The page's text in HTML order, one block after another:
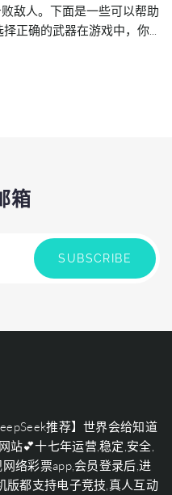
敌人。下面是一些可以帮助
正确的武器在游戏中，你...
箱
SUBSCRIBE
推荐】世界会给知道
站💕十七年运营,稳定,安全,
络彩票app,会员登录后,进
版都支持电子竞技,真人互动